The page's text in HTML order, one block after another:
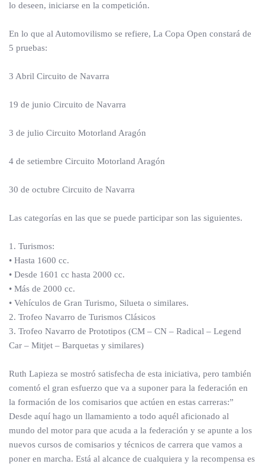
lo deseen, iniciarse en la competición.
En lo que al Automovilismo se refiere, La Copa Open constará de
5 pruebas:
3 Abril Circuito de Navarra
19 de junio Circuito de Navarra
3 de julio Circuito Motorland Aragón
4 de setiembre Circuito Motorland Aragón
30 de octubre Circuito de Navarra
Las categorías en las que se puede participar son las siguientes.
1. Turismos:
• Hasta 1600 cc.
• Desde 1601 cc hasta 2000 cc.
• Más de 2000 cc.
• Vehículos de Gran Turismo, Silueta o similares.
2. Trofeo Navarro de Turismos Clásicos
3. Trofeo Navarro de Prototipos (CM – CN – Radical – Legend
Car – Mitjet – Barquetas y similares)
Ruth Lapieza se mostró satisfecha de esta iniciativa, pero también
comentó el gran esfuerzo que va a suponer para la federación en
la formación de los comisarios que actúen en estas carreras:”
Desde aquí hago un llamamiento a todo aquél aficionado al
mundo del motor para que acuda a la federación y se apunte a los
nuevos cursos de comisarios y técnicos de carrera que vamos a
poner en marcha. Está al alcance de cualquiera y la recompensa es